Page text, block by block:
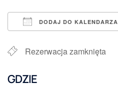
DODAJ DO KALENDARZA
Rezerwacja zamknięta
GDZIE